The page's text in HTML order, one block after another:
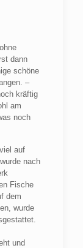
dann
schöne
–
kräftig
am
noch
auf
nach
Fische
dem
wurde
und